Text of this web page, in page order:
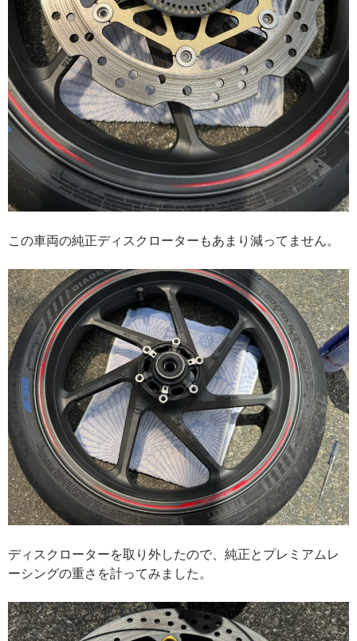
この車両の純正ディスクローターもあまり減ってません。
ディスクローターを取り外したので、純正とプレミアムレ
ーシングの重さを計ってみました。